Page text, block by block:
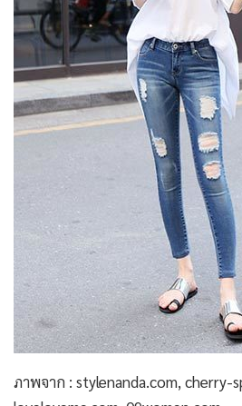
ภาพจาก : stylenanda.com, cherry-